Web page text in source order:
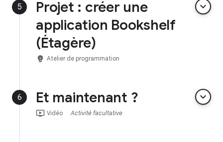
5
Projet : créer une
application Bookshelf
(Étagère)
keyboard_arrow_down
emoji_objects Atelier de programmation
6 Et maintenant ? keyboard_arrow_down
ondemand_video Vidéo Activité facultative